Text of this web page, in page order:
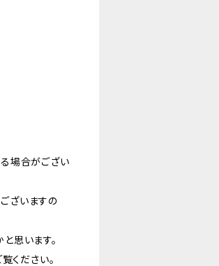
場合がござい
ざいますの
思います。
ください。